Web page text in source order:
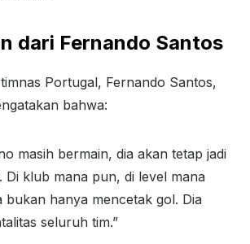
dari Fernando Santos
Portugal, Fernando Santos,
bahwa:
masih bermain, dia akan tetap jadi
Di klub mana pun, di level mana
bukan hanya mencetak gol. Dia
seluruh tim.”